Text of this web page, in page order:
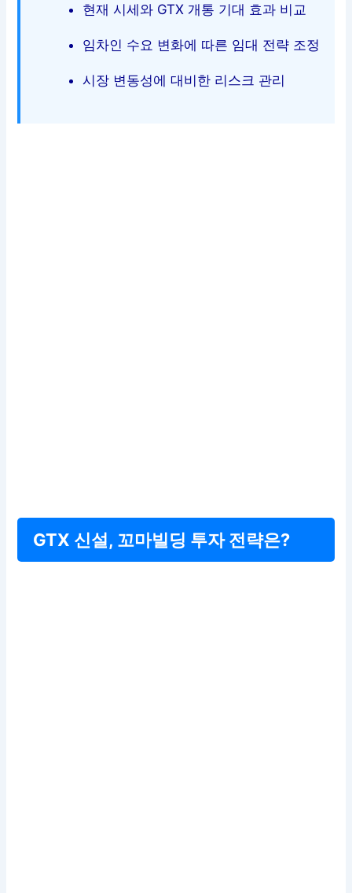
현재 시세와 GTX 개통 기대 효과 비교
임차인 수요 변화에 따른 임대 전략 조정
시장 변동성에 대비한 리스크 관리
GTX 신설, 꼬마빌딩 투자 전략은?